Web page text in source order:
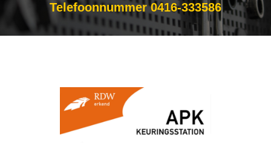
Telefoonnummer 0416-333586